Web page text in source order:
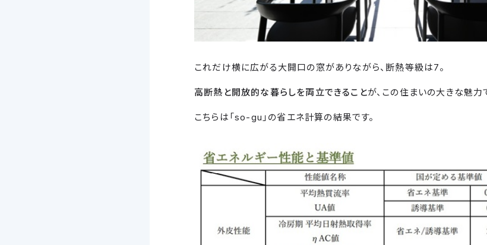
これだけ横に広がる大開口の窓がありながら、断熱等級は7。
高断熱と開放的な暮らしを両立できることが、この住まいの大きな魅力
こちらは「so-gu」の省エネ計算の結果です。